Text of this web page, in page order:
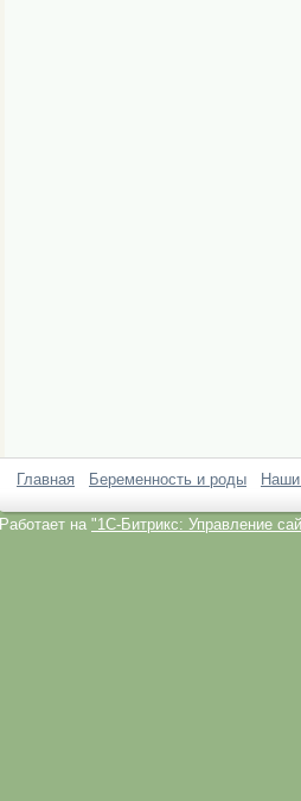
Главная Беременность и роды Наши
Работает на "1C-Битрикс: Управление